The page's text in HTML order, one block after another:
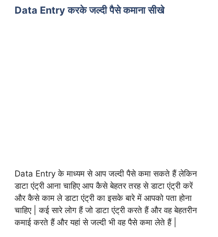
Data Entry करके जल्दी पैसे कमाना सीखे
Data Entry के माध्यम से आप जल्दी पैसे कमा सकते हैं लेकिन
डाटा एंट्री आना चाहिए आप कैसे बेहतर तरह से डाटा एंट्री करें
और कैसे काम ले डाटा एंट्री का इसके बारे में आपको पता होना
चाहिए | कई सारे लोग हैं जो डाटा एंट्री करते हैं और वह बेहतरीन
कमाई करते हैं और यहां से जल्दी भी वह पैसे कमा लेते हैं |